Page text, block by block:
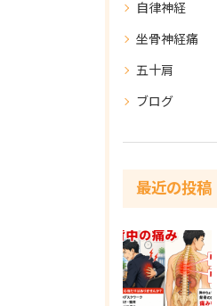
自律神経
坐骨神経痛
五十肩
ブログ
最近の投稿